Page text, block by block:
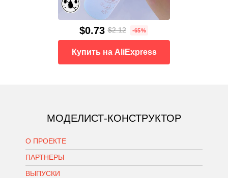
$0.73 $2.12 -65%
Купить на AliExpress
МОДЕЛИСТ-КОНСТРУКТОР
О ПРОЕКТЕ
ПАРТНЕРЫ
ВЫПУСКИ